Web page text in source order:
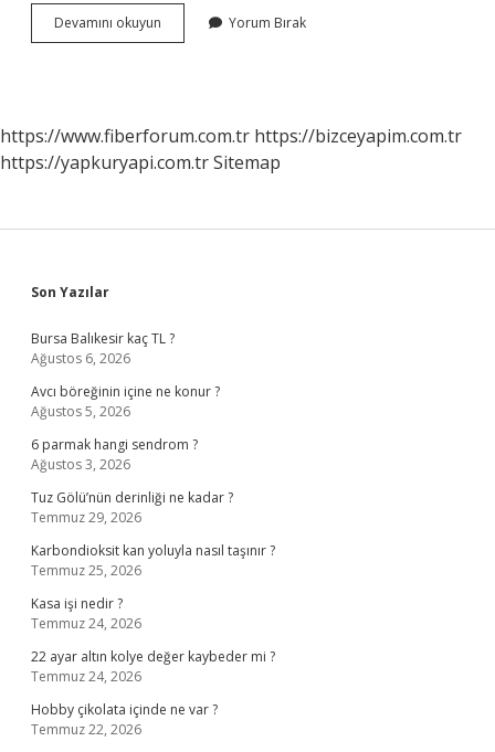
Devamını okuyun
Haftalık
Kadınlar
Kulübü
Yorum Bırak
https://www.fiberforum.com.tr https://bizceyapim.com.tr
https://yapkuryapi.com.trSitemap
Sidebar
Son Yazılar
Bursa Balıkesir kaç TL ?
Ağustos 6, 2026
Avcı böreğinin içine ne konur ?
Ağustos 5, 2026
6 parmak hangi sendrom ?
Ağustos 3, 2026
Tuz Gölü’nün derinliği ne kadar ?
Temmuz 29, 2026
Karbondioksit kan yoluyla nasıl taşınır ?
Temmuz 25, 2026
Kasa işi nedir ?
Temmuz 24, 2026
22 ayar altın kolye değer kaybeder mi ?
Temmuz 24, 2026
Hobby çikolata içinde ne var ?
Temmuz 22, 2026